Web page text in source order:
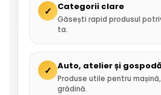
✓ Categorii clare
Găsești rapid produsul
ta.
✓ Auto, atelier și
Produse utile pentru
grădină.